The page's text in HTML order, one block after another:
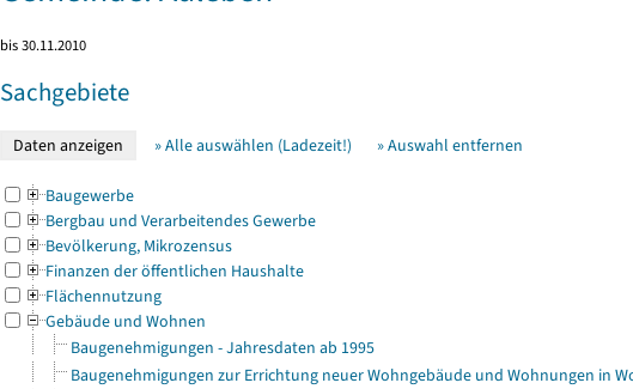
bis 30.11.2010
Sachgebiete
» Alle auswählen (Ladezeit!) » Auswahl entfernen
Baugewerbe
Bergbau und Verarbeitendes Gewerbe
Bevölkerung, Mikrozensus
Finanzen der öffentlichen Haushalte
Flächennutzung
Gebäude und Wohnen
Baugenehmigungen - Jahresdaten ab 1995
Baugenehmigungen zur Errichtung neuer Wohngebäude und Wohnungen in